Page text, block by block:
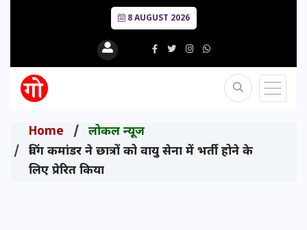
8 AUGUST 2026
Home
लोकल न्यूज
विंग कमांडर ने छात्रों को वायु सेना में भर्ती होने के
लिए प्रेरित किया